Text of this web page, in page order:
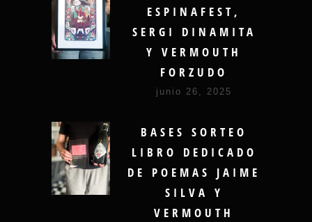
ESPINAFEST,
SERGI DINAMITA
Y VERMOUTH
FORZUDO
junio 26, 2025
BASES SORTEO
LIBRO DEDICADO
DE POEMAS JAIME
SILVA Y
VERMOUTH